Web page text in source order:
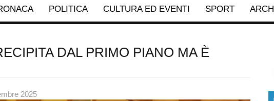
POLITICA CULTURA ED EVENTI SPORT
DAL PRIMO PIANO MA È
2025